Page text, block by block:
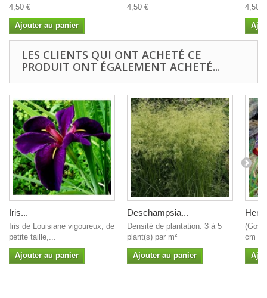
4,50 €
Ajouter au panier
4,50 € 4,50 €
LES CLIENTS QUI ONT ACHETÉ CE
PRODUIT ONT ÉGALEMENT ACHETÉ...
Iris...
Iris de Louisiane vigoureux, de
petite taille,...
Ajouter au panier
Deschampsia...
Densité de plantation: 3 à 5
plant(s) par m²
Ajouter au panier
cm Ø